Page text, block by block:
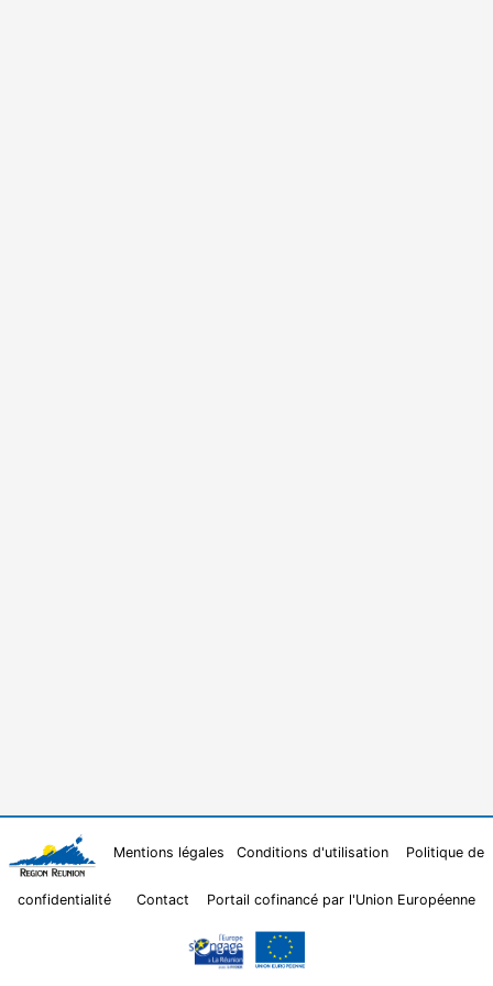
Mentions légales Conditions d'utilisation Politique de
confidentialité Contact Portail cofinancé par l'Union Européenne